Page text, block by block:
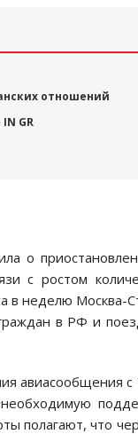
отношений
GR
о
с ростом
в неделю Москва-
в РФ и
авиасообщения с
полагают, что